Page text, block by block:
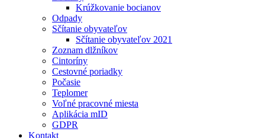
Krúžkovanie bocianov
Odpady
Sčítanie obyvateľov
Sčítanie obyvateľov 2021
Zoznam dlžníkov
Cintoríny
Cestovné poriadky
Počasie
Teplomer
Voľné pracovné miesta
Aplikácia mID
GDPR
Kontakt